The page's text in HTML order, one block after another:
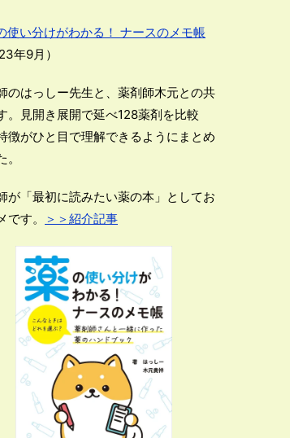
使い分けがわかる！ ナースのメモ帳
年9月）
のはっしー先生と、薬剤師木元との共
。見開き展開で延べ128薬剤を比較
徴がひと目で理解できるようにまとめ
。
が「最初に読みたい薬の本」としてお
です。
＞＞紹介記事